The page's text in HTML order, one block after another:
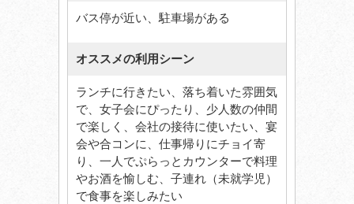
バス停が近い、駐車場がある
オススメの利用シーン
ランチに行きたい、落ち着いた雰囲気
で、女子会にぴったり、少人数の仲間
で楽しく、会社の接待に使いたい、宴
会や合コンに、仕事帰りにチョイ寄
り、一人でぷらっとカウンターで料理
やお酒を愉しむ、子連れ（未就学児）
で食事を楽しみたい